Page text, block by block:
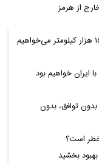
از هرمز
امام‌ جمعه اهواز: با افزایش برد موشک‌هایمان به ۱۵ هزار کیلومتر می‌خواهیم
ایران خواهیم بود
بدون توافق، بدون
خطر است؟
بخشید